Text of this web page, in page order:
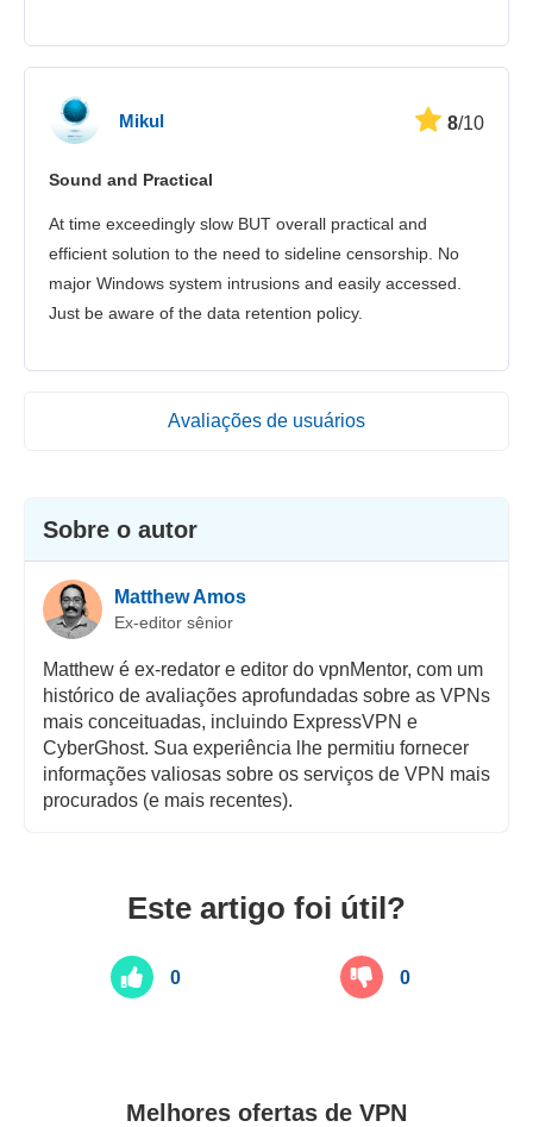
Mikul 8/10
Sound and Practical
At time exceedingly slow BUT overall practical and
efficient solution to the need to sideline censorship. No
major Windows system intrusions and easily accessed.
Just be aware of the data retention policy.
Avaliações de usuários
Sobre o autor
Matthew Amos
Ex-editor sênior
Matthew é ex-redator e editor do vpnMentor, com um
histórico de avaliações aprofundadas sobre as VPNs
mais conceituadas, incluindo ExpressVPN e
CyberGhost. Sua experiência lhe permitiu fornecer
informações valiosas sobre os serviços de VPN mais
procurados (e mais recentes).
Este artigo foi útil?
0 0
Melhores ofertas de VPN